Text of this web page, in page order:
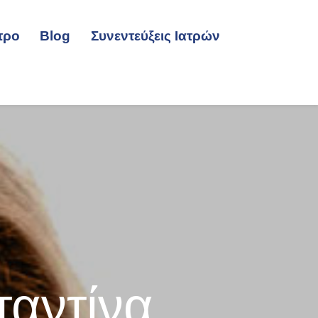
Blog Συνεντεύξεις Ιατρών